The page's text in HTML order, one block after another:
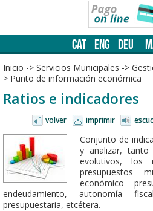
CAT ENG DEU
Inicio -> Servicios Municipales ->
> Punto de información económica
Ratios e indicadores
volver imprimir
Conjunto de
y analizar, tanto
evolutivos, los
presupuestos
económico -
endeudamiento, autonomía
presupuestaria, etcétera.